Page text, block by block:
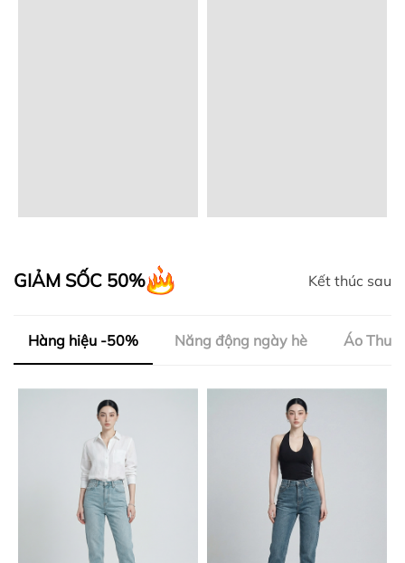
GIẢM SỐC 50% Kết thúc sau
Hàng hiệu -50% Năng động ngày hè Áo Thun